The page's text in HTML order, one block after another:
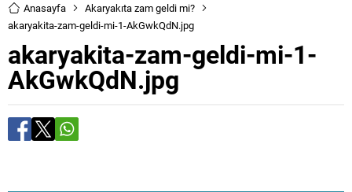
Anasayfa
Akaryakıta zam geldi mi?
akaryakita-zam-geldi-mi-1-AkGwkQdN.jpg
akaryakita-zam-geldi-mi-1-
AkGwkQdN.jpg